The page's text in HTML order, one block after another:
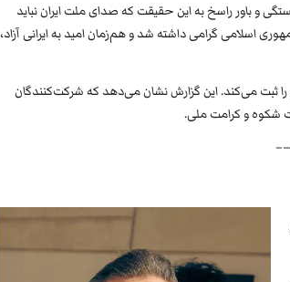
و باور راسخ به این حقیقت که صدای ملت ایران نباید
اسلامی گرامی داشته شد و هم‌زمان امید به ایرانی آزاد،
ثبت می‌کند. این گزارش نشان می‌دهد که شرکت‌کنندگان
شکوه و کرامت ملی.